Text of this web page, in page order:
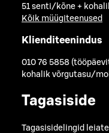
51 senti/kõne +
Kõik müügiteenused
Klienditeenindus
010 76 5858
kohalik võrgutasu/
Tagasiside
Tagasisidelingid